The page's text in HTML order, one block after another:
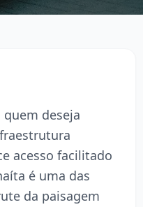
deseja
acesso facilitado
é uma das
da paisagem